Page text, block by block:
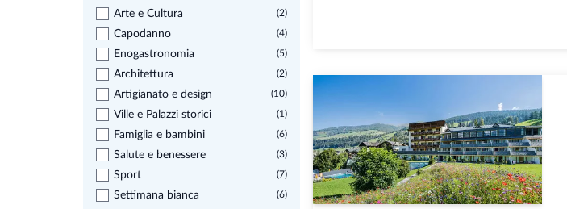
Arte e Cultura (2)
Capodanno (4)
Enogastronomia (5)
Architettura (2)
Artigianato e design (10)
Ville e Palazzi storici (1)
Famiglia e bambini (6)
Salute e benessere (3)
Sport (7)
Settimana bianca (6)